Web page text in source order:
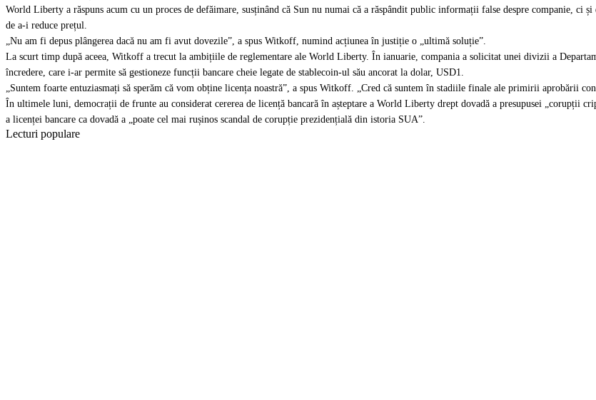
World Liberty a răspuns acum cu un proces de defăimare, susținând că Sun nu numai că a răspândit public informații false despre companie,
de a-i reduce prețul.
„Nu am fi depus plângerea dacă nu am fi avut dovezile”, a spus Witkoff, numind acțiunea în justiție o „ultimă soluție”.
La scurt timp după aceea, Witkoff a trecut la ambițiile de reglementare ale World Liberty. În ianuarie, compania a solicitat unei divizii a
încredere, care i-ar permite să gestioneze funcții bancare cheie legate de stablecoin-ul său ancorat la dolar, USD1.
„Suntem foarte entuziasmați să sperăm că vom obține licența noastră”, a spus Witkoff. „Cred că suntem în stadiile finale ale primirii aprobării
În ultimele luni, democrații de frunte au considerat cererea de licență bancară în așteptare a World Liberty drept dovadă a presupusei „corupții
a licenței bancare ca dovadă a „poate cel mai rușinos scandal de corupție prezidențială din istoria SUA”.
Lecturi populare